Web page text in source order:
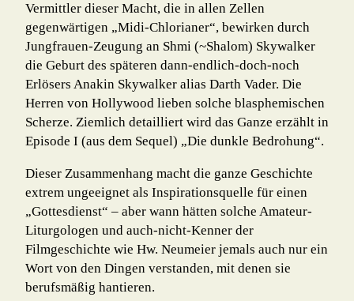
Vermittler dieser Macht, die in allen Zellen
gegenwärtigen „Midi-Chlorianer“, bewirken durch
Jungfrauen-Zeugung an Shmi (~Shalom) Sky­walker
die Geburt des späteren dann-endlich-doch-noch
Erlösers Anakin Skywalker alias Darth Vader. Die
Herren von Hollywood lieben solche blasphemischen
Scherze. Ziemlich detailliert wird das Ganze erzählt in
Episode I (aus dem Sequel) „Die dunkle Bedrohung“.
Dieser Zusammenhang macht die ganze Geschichte
extrem ungeeignet als Inspi­ra­tions­quelle für einen
„Gottesdienst“ – aber wann hätten solche Amateur-
Liturgo­logen und auch-nicht-Kenner der
Filmgeschichte wie Hw. Neumeier jemals auch nur ein
Wort von den Dingen verstanden, mit denen sie
berufsmäßig hantieren.